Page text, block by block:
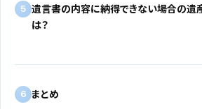
5 遺言書の内容に納得できない場合の遺
は？
6 まとめ